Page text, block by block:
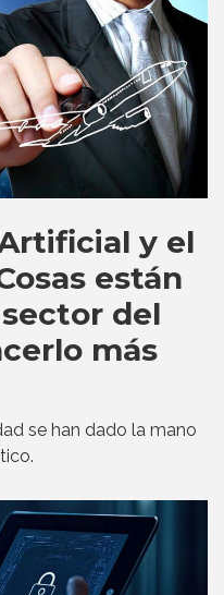
y el
están
del
más
se han dado la mano